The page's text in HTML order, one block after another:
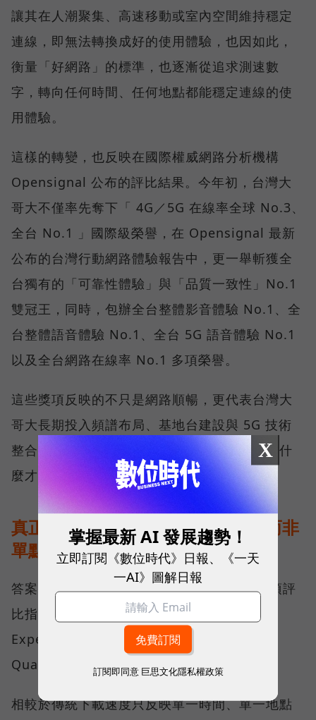
讓其在人潮聚集、高速移動或室內空間維持穩定
連線，即無法轉換成好的使用體驗，也因如此，
衡量「好網路」的標準，也逐漸從追求測速數
字，轉向任何時間、任何地點都能穩定連線的使
用體驗。
這樣的轉變，也反映在國際權威網路分析機構
Opensignal 公布的評比結果。今年初，台灣大
哥大不僅率先奪下「 4G／5G 在線率全球 No.3、
全台 No.1 」國際級榮譽，在 Opensignal 最新
公布的台灣行動網路體驗報告中，更一舉斬獲全
台獨有的「可靠性體驗」與「品質一致性」No.1
雙冠王，同時，包辦全台整體影音體驗 No.1、全
台整體語音體驗 No.1、全台 5G 語音體驗 No.1
以及全台網路在線率 No.1 多項榮譽。
這些獎項反映的不只是網路順暢，更代表台灣大
哥大長期投入頻譜布局、基地台建設與 5G 技術
整合所累積的成果，也讓外界重新思考：究竟什
麼才是真正的好網路？
真正的好網路，比的是長期穩定、而非
單點測速
答案，就藏在 Opensignal 最具代表性的兩項評
比指標──可靠性體驗（Reliability
Experience）與品質一致性（Consistent
Quality）。
相較於傳統下載速度只反映單一時間、單一地點
X
掌握最新 AI 發展趨勢！
立即訂閱《數位時代》日報、《一天
一AI》圖解日報
訂閱即同意 巨思文化隱私權政策